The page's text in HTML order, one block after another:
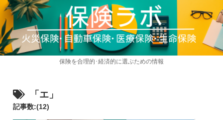
保険を合理的･経済的に選ぶための情報
「エ」
記事数:(12)